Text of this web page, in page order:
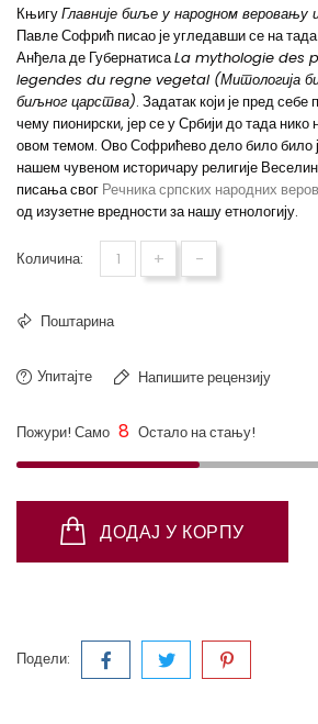
КњигуГлавније биље у народном веровању
Павле Софрић писао је угледавши се на
Анђела де ГубернатисаLa mythologie des
legendes du regne vegetal (Митологија
биљног царства). Задатак који је пред себе
чему пионирски, јер се у Србији до тада
овом темом. Ово Софрићево дело било било
нашем чувеном историчару религије
писања свог Речника српских народних
од изузетне вредности за нашу етнологију.
Количина: + -
Поштарина
Упитајте Напишите рецензију
Пожури! Само 8 Остало на стању!
ДОДАЈ У КОРПУ
Подели: